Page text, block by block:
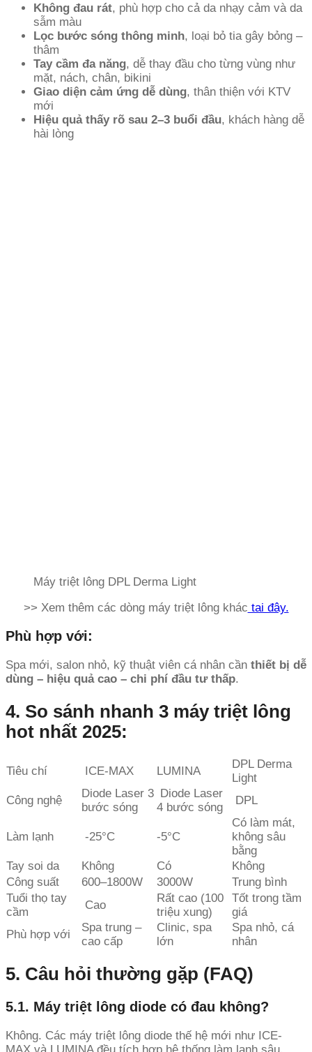
Không đau rát, phù hợp cho cả da nhạy cảm và da
sẫm màu
Lọc bước sóng thông minh, loại bỏ tia gây bỏng –
thâm
Tay cầm đa năng, dễ thay đầu cho từng vùng như
mặt, nách, chân, bikini
Giao diện cảm ứng dễ dùng, thân thiện với KTV
mới
Hiệu quả thấy rõ sau 2–3 buổi đầu, khách hàng dễ
hài lòng
Máy triệt lông DPL Derma Light
>> Xem thêm các dòng máy triệt lông khác tai đây.
Phù hợp với:
Spa mới, salon nhỏ, kỹ thuật viên cá nhân cần thiết bị dễ
dùng – hiệu quả cao – chi phí đầu tư thấp.
4. So sánh nhanh 3 máy triệt lông
hot nhất 2025:
Tiêu chí ICE-MAX LUMINA
DPL Derma
Light
Công nghệ
Diode Laser 3
bước sóng
Diode Laser
4 bước sóng
DPL
Làm lạnh -25°C -5°C
Có làm mát,
không sâu
bằng
Tay soi da
Không Có
Không
Công suất
600–1800W 3000W
Trung bình
Tuổi thọ tay
cầm
Cao
Rất cao (100
triệu xung)
Tốt trong tầm
giá
Phù hợp với
Spa trung –
cao cấp
Clinic, spa
lớn
Spa nhỏ, cá
nhân
5. Câu hỏi thường gặp (FAQ)
5.1. Máy triệt lông diode có đau không?
Không. Các máy triệt lông diode thế hệ mới như ICE-